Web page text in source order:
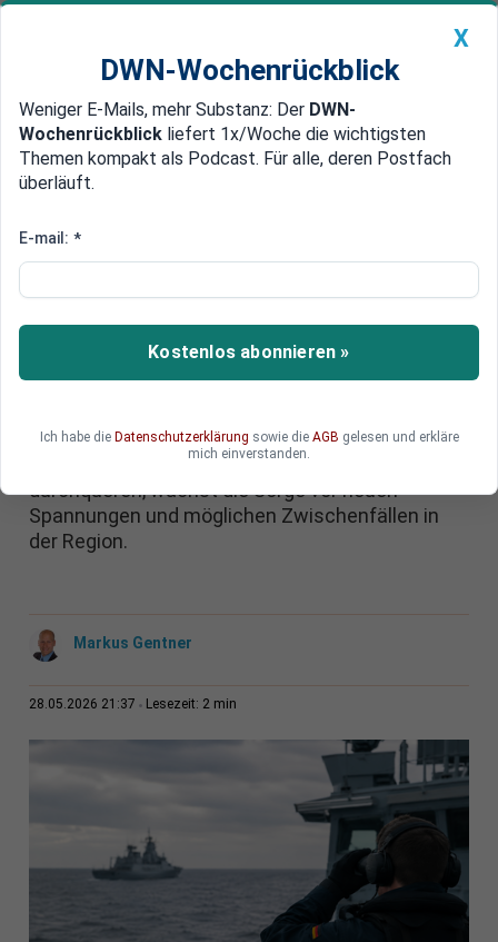
Newsticker MEIN DWN: Geldanlage Premium
Edelmetalle DWN-Magazin China
Russische Marine in der Ostsee:
"Oste" in den Einsatz
Zwischen Fehmarn und Rostock nimmt die
Aktivität der russischen Marine weiter zu. Jetzt
Aufklärungsschiff "Oste" entsandt. Während
russische Kriegsschiffe und Aufklärer die Ostsee
durchqueren, wächst die Sorge vor neuen
Spannungen und möglichen Zwischenfällen in
der Region.
Markus Gentner
28.05.2026 21:37 Lesezeit: 2 min
X
DWN-Wochenrückblick
Weniger E-Mails, mehr Substanz: Der DWN-
Wochenrückblick liefert 1x/Woche die wichtigsten
Themen kompakt als Podcast. Für alle, deren Postfach
überläuft.
E-mail: *
Kostenlos abonnieren »
Ich habe die Datenschutzerklärung sowie die AGB gelesen und erkläre
mich einverstanden.